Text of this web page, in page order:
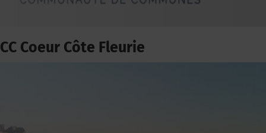
CC Coeur Côte Fleurie